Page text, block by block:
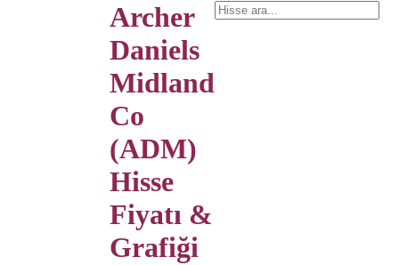
Archer
Daniels
Midland
Co
(ADM)
Hisse
Fiyatı &
Grafiği